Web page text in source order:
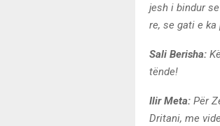
jesh i bindur
re, se gati e ka
Sali Berisha:
tënde!
Ilir Meta: Për
Dritani, me